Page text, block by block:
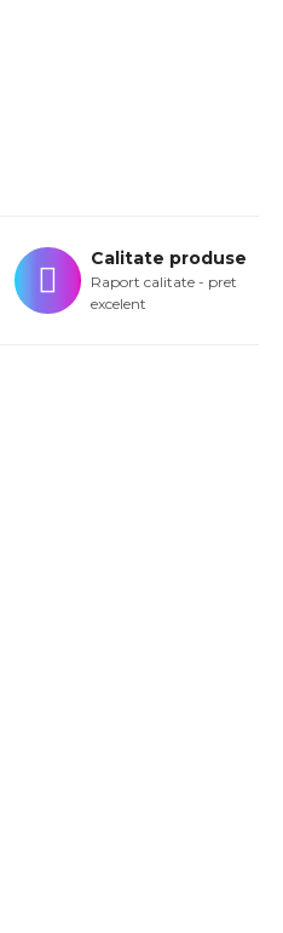
Calitate produse
Raport calitate - pret
excelent